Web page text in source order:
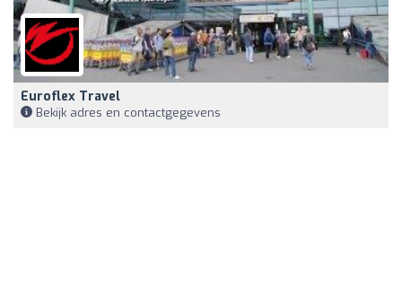
Euroflex Travel
Bekijk adres en contactgegevens